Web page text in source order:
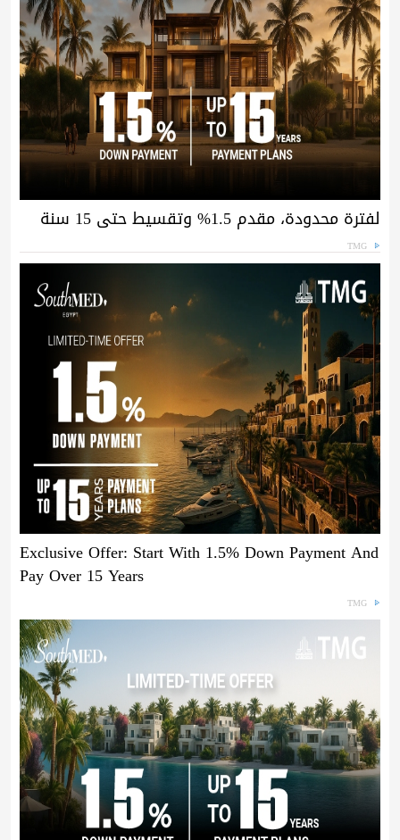
لفترة محدودة، مقدم 1.5% وتقسيط حتى 15 سنة
TMG
Exclusive Offer: Start With 1.5% Down Payment And
Pay Over 15 Years
TMG